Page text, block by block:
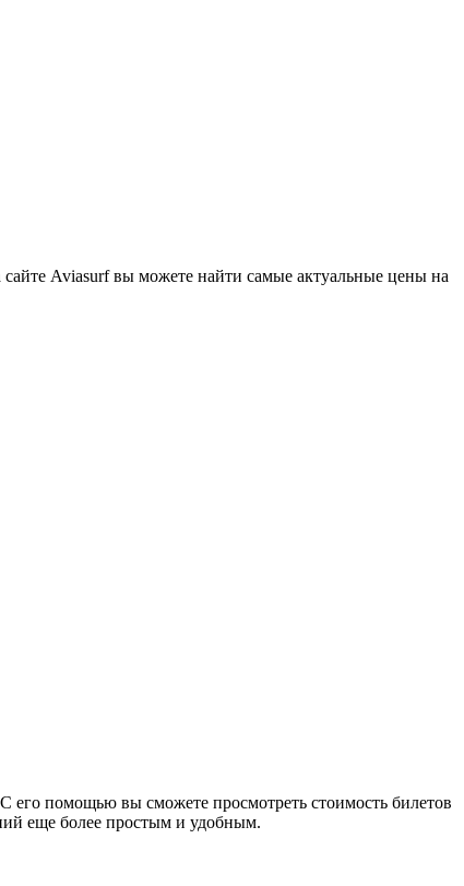
Aviasurf вы можете найти самые актуальные цены на
помощью вы сможете просмотреть стоимость билетов
еще более простым и удобным.